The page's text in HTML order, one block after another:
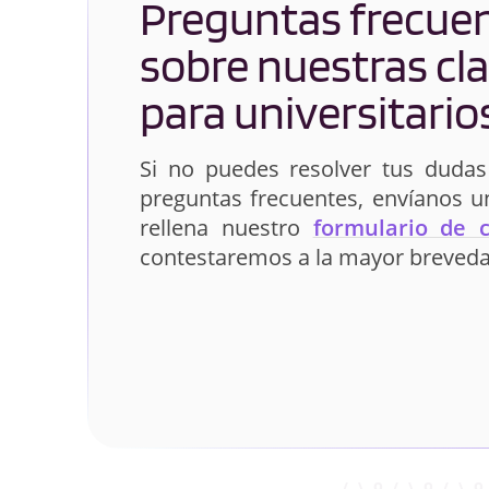
Preguntas
sobre nuestras
para
Si no puedes resolver tus
preguntas frecuentes, envíanos
rellena nuestro formulario de
contestaremos a la mayor